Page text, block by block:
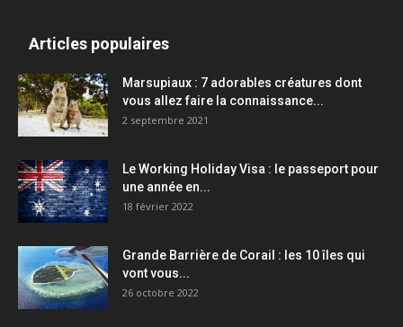
Articles populaires
Marsupiaux : 7 adorables créatures dont
vous allez faire la connaissance...
2 septembre 2021
Le Working Holiday Visa : le passeport pour
une année en...
18 février 2022
Grande Barrière de Corail : les 10 îles qui
vont vous...
26 octobre 2022